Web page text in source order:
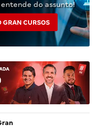
do assunto!
GRAN CURSOS